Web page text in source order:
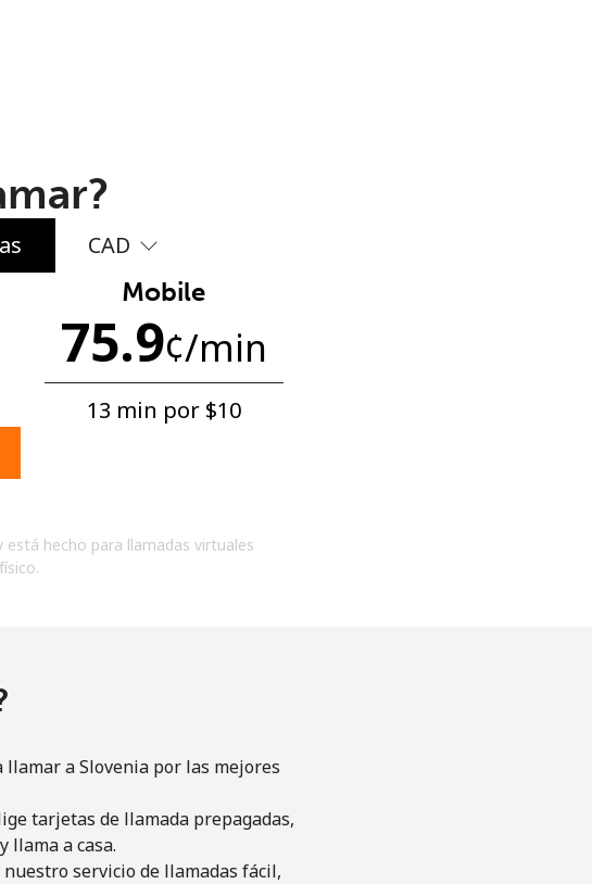
CAD
Mobile
75.9¢/min
13 min por ⁦$10⁩
hecho para llamadas virtuales
llamar a Slovenia por las mejores
tarjetas de llamada prepagadas,
llama a casa.
servicio de llamadas fácil,